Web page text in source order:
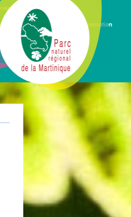
du territoire Contact
à l’environnement Formation
des amis du PARC
Politique de confidentialité